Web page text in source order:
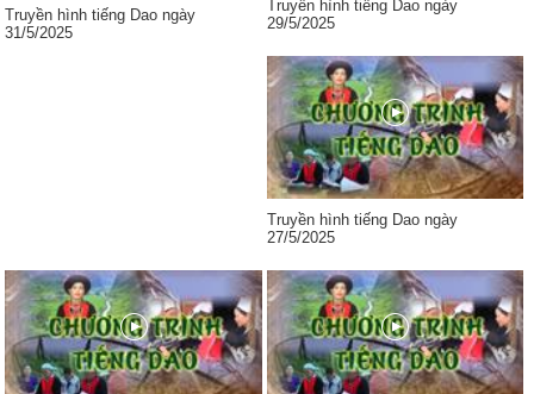
Truyền hình tiếng Dao ngày
31/5/2025
Truyền hình tiếng Dao ngày
29/5/2025
Truyền hình tiếng Dao ngày
27/5/2025